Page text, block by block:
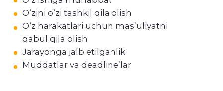
BIZ BILAN BOG‘LANING
Tadbirlarni bezatish va dekor
MICE-tadbir